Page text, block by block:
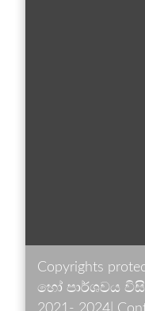
Copyrights
හෝ පාර්ශවය